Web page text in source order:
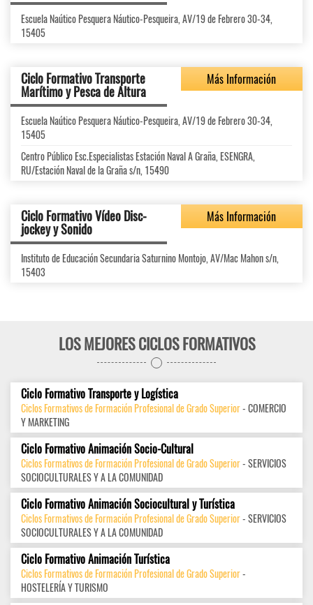
Escuela Naútico Pesquera Náutico-Pesqueira, AV/19 de Febrero 30-34,
15405
Ciclo Formativo Transporte
Marítimo y Pesca de Altura
Más Información
Escuela Naútico Pesquera Náutico-Pesqueira, AV/19 de Febrero 30-34,
15405
Centro Público Esc.Especialistas Estación Naval A Graña, ESENGRA,
RU/Estación Naval de la Graña s/n, 15490
Ciclo Formativo Vídeo Disc-
jockey y Sonido
Más Información
Instituto de Educación Secundaria Saturnino Montojo, AV/Mac Mahon s/n,
15403
LOS MEJORES CICLOS FORMATIVOS
Ciclo Formativo Transporte y Logística
Ciclos Formativos de Formación Profesional de Grado Superior- COMERCIO
Y MARKETING
Ciclo Formativo Animación Socio-Cultural
Ciclos Formativos de Formación Profesional de Grado Superior- SERVICIOS
SOCIOCULTURALES Y A LA COMUNIDAD
Ciclo Formativo Animación Sociocultural y Turística
Ciclos Formativos de Formación Profesional de Grado Superior- SERVICIOS
SOCIOCULTURALES Y A LA COMUNIDAD
Ciclo Formativo Animación Turística
Ciclos Formativos de Formación Profesional de Grado Superior-
HOSTELERÍA Y TURISMO